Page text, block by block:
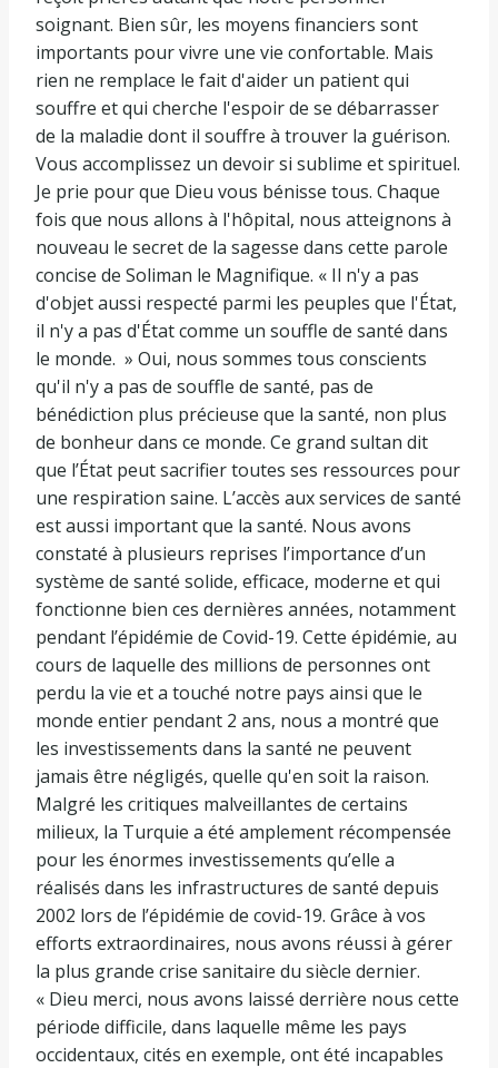
soignant. Bien sûr, les moyens financiers sont
importants pour vivre une vie confortable. Mais
rien ne remplace le fait d'aider un patient qui
souffre et qui cherche l'espoir de se débarrasser
de la maladie dont il souffre à trouver la guérison.
Vous accomplissez un devoir si sublime et spirituel.
Je prie pour que Dieu vous bénisse tous. Chaque
fois que nous allons à l'hôpital, nous atteignons à
nouveau le secret de la sagesse dans cette parole
concise de Soliman le Magnifique. « Il n'y a pas
d'objet aussi respecté parmi les peuples que l'État,
il n'y a pas d'État comme un souffle de santé dans
le monde. » Oui, nous sommes tous conscients
qu'il n'y a pas de souffle de santé, pas de
bénédiction plus précieuse que la santé, non plus
de bonheur dans ce monde. Ce grand sultan dit
que l’État peut sacrifier toutes ses ressources pour
une respiration saine. L’accès aux services de santé
est aussi important que la santé. Nous avons
constaté à plusieurs reprises l’importance d’un
système de santé solide, efficace, moderne et qui
fonctionne bien ces dernières années, notamment
pendant l’épidémie de Covid-19. Cette épidémie, au
cours de laquelle des millions de personnes ont
perdu la vie et a touché notre pays ainsi que le
monde entier pendant 2 ans, nous a montré que
les investissements dans la santé ne peuvent
jamais être négligés, quelle qu'en soit la raison.
Malgré les critiques malveillantes de certains
milieux, la Turquie a été amplement récompensée
pour les énormes investissements qu’elle a
réalisés dans les infrastructures de santé depuis
2002 lors de l’épidémie de covid-19. Grâce à vos
efforts extraordinaires, nous avons réussi à gérer
la plus grande crise sanitaire du siècle dernier.
« Dieu merci, nous avons laissé derrière nous cette
période difficile, dans laquelle même les pays
occidentaux, cités en exemple, ont été incapables